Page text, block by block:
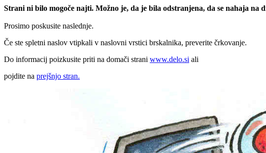
Strani ni bilo mogoče najti. Možno je, da je bila odstranjena, da se nahaja na
Prosimo poskusite naslednje.
Če ste spletni naslov vtipkali v naslovni vrstici brskalnika, preverite črkovanje.
Do informacij poizkusite priti na domači strani www.delo.si ali
pojdite na prejšnjo stran.